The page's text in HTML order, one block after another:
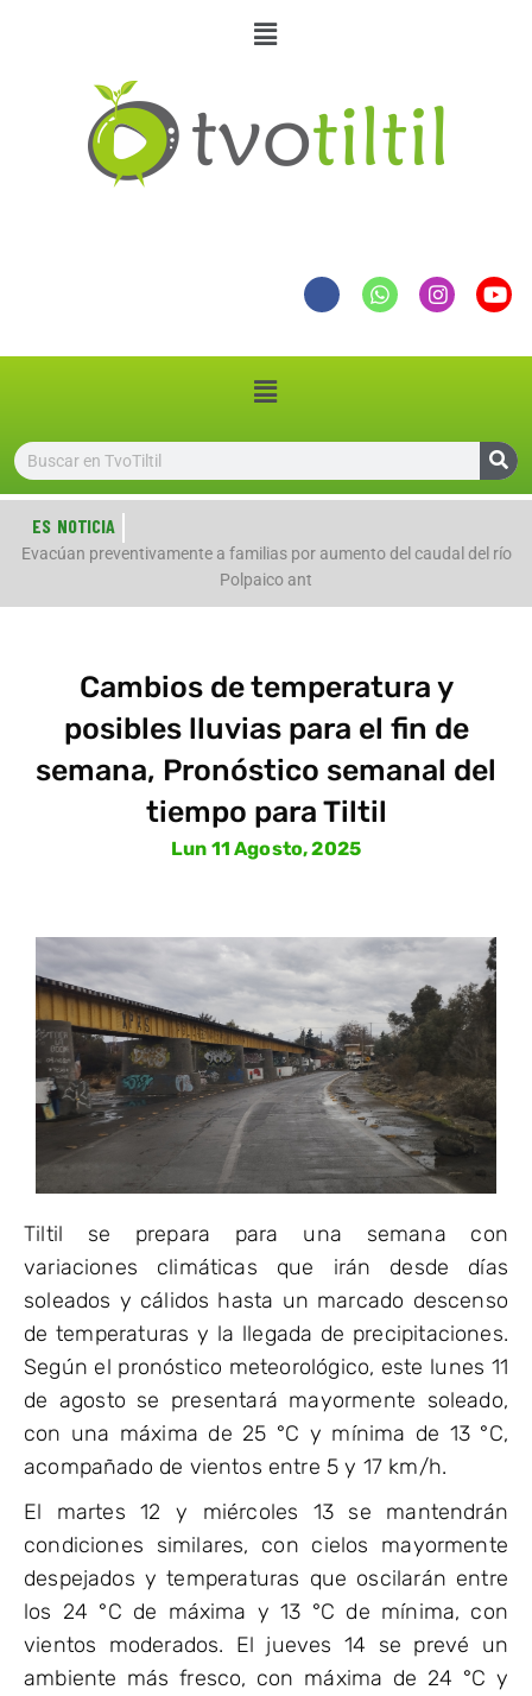
ES NOTICIA
Evacúan preventivamente a familias por aumento del caudal del río
Polpaico ant
Cambios de temperatura y
posibles lluvias para el fin de
semana, Pronóstico semanal del
tiempo para Tiltil
Lun 11 Agosto, 2025
Tiltil se prepara para una semana con
variaciones climáticas que irán desde días
soleados y cálidos hasta un marcado descenso
de temperaturas y la llegada de precipitaciones.
Según el pronóstico meteorológico, este lunes 11
de agosto se presentará mayormente soleado,
con una máxima de 25 °C y mínima de 13 °C,
acompañado de vientos entre 5 y 17 km/h.
El martes 12 y miércoles 13 se mantendrán
condiciones similares, con cielos mayormente
despejados y temperaturas que oscilarán entre
los 24 °C de máxima y 13 °C de mínima, con
vientos moderados. El jueves 14 se prevé un
ambiente más fresco, con máxima de 24 °C y